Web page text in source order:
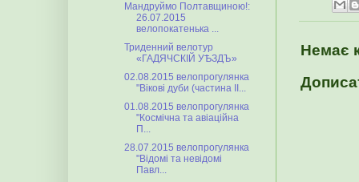
Немає
Мандруймо Полтавщиною!:
26.07.2015
велопокатенька ...
Триденний велотур
«ГАДЯЧСКІЙ УѢЗДЪ»
02.08.2015 велопрогулянка
"Вікові дуби (частина ІІ...
01.08.2015 велопрогулянка
"Космічна та авіаційна
П...
28.07.2015 велопрогулянка
"Відомі та невідомі
Павл...